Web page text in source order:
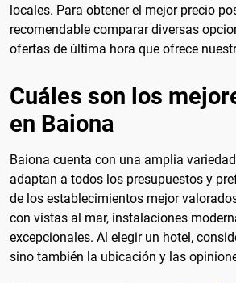
locales. Para obtener el mejor precio
recomendable comparar diversas
ofertas de última hora que ofrece
Cuáles son los
en Baiona
Baiona cuenta con una amplia
adaptan a todos los presupuestos y
de los establecimientos mejor
con vistas al mar, instalaciones
excepcionales. Al elegir un hotel,
sino también la ubicación y las